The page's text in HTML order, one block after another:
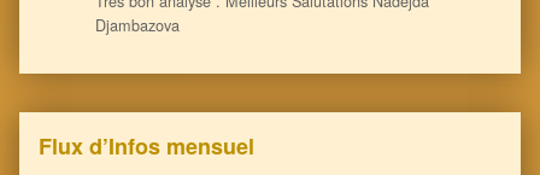
Djambazova
Flux d’Infos mensuel